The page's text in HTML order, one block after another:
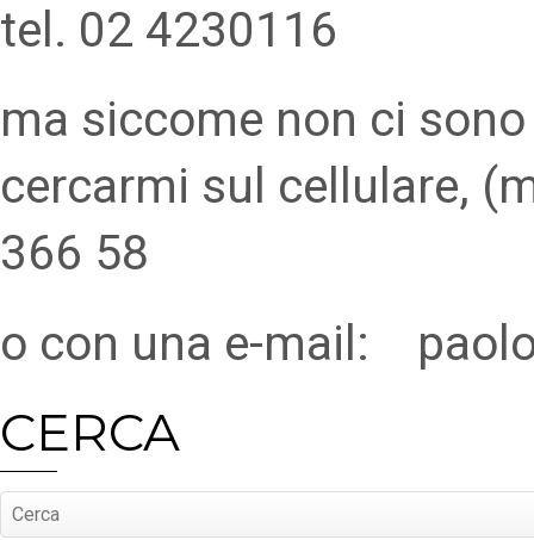
tel. 02 4230116
ma siccome non ci
cercarmi sul cellulare,
366 58
o con una e-mail:
CERCA